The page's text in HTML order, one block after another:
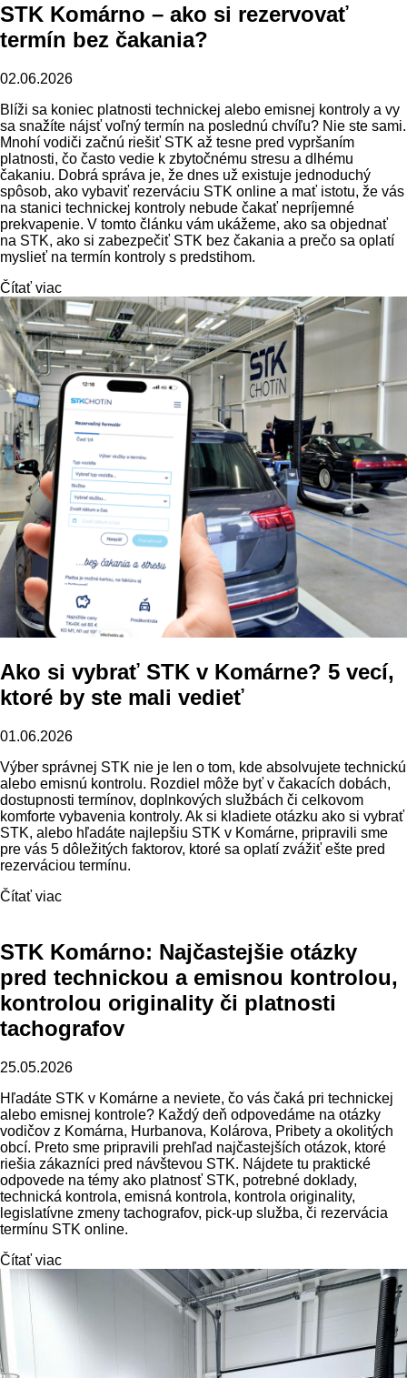
STK Komárno – ako si rezervovať
termín bez čakania?
02.06.2026
Blíži sa koniec platnosti technickej alebo emisnej kontroly a vy
sa snažíte nájsť voľný termín na poslednú chvíľu? Nie ste sami.
Mnohí vodiči začnú riešiť STK až tesne pred vypršaním
platnosti, čo často vedie k zbytočnému stresu a dlhému
čakaniu. Dobrá správa je, že dnes už existuje jednoduchý
spôsob, ako vybaviť rezerváciu STK online a mať istotu, že vás
na stanici technickej kontroly nebude čakať nepríjemné
prekvapenie. V tomto článku vám ukážeme, ako sa objednať
na STK, ako si zabezpečiť STK bez čakania a prečo sa oplatí
myslieť na termín kontroly s predstihom.
Čítať viac
Ako si vybrať STK v Komárne? 5 vecí,
ktoré by ste mali vedieť
01.06.2026
Výber správnej STK nie je len o tom, kde absolvujete technickú
alebo emisnú kontrolu. Rozdiel môže byť v čakacích dobách,
dostupnosti termínov, doplnkových službách či celkovom
komforte vybavenia kontroly. Ak si kladiete otázku ako si vybrať
STK, alebo hľadáte najlepšiu STK v Komárne, pripravili sme
pre vás 5 dôležitých faktorov, ktoré sa oplatí zvážiť ešte pred
rezerváciou termínu.
Čítať viac
STK Komárno: Najčastejšie otázky
pred technickou a emisnou kontrolou,
kontrolou originality či platnosti
tachografov
25.05.2026
Hľadáte STK v Komárne a neviete, čo vás čaká pri technickej
alebo emisnej kontrole? Každý deň odpovedáme na otázky
vodičov z Komárna, Hurbanova, Kolárova, Pribety a okolitých
obcí. Preto sme pripravili prehľad najčastejších otázok, ktoré
riešia zákazníci pred návštevou STK. Nájdete tu praktické
odpovede na témy ako platnosť STK, potrebné doklady,
technická kontrola, emisná kontrola, kontrola originality,
legislatívne zmeny tachografov, pick-up služba, či rezervácia
termínu STK online.
Čítať viac